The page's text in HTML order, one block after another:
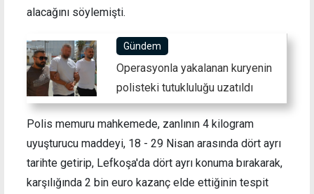
alacağını söylemişti.
Gündem
Operasyonla yakalanan kuryenin
polisteki tutukluluğu uzatıldı
Polis memuru mahkemede, zanlının 4 kilogram
uyuşturucu maddeyi, 18 - 29 Nisan arasında dört ayrı
tarihte getirip, Lefkoşa'da dört ayrı konuma bırakarak,
karşılığında 2 bin euro kazanç elde ettiğinin tespit